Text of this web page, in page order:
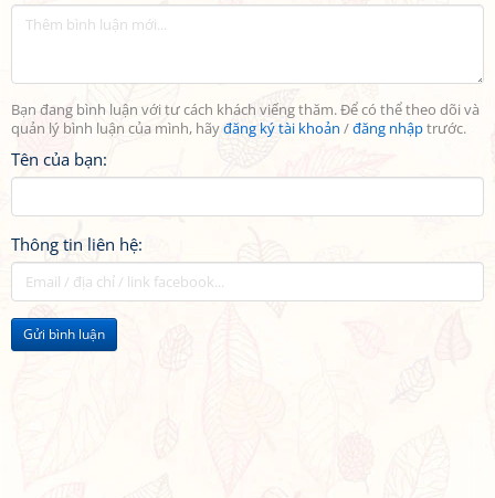
Bạn đang bình luận với tư cách khách viếng thăm. Để có thể theo dõi và
quản lý bình luận của mình, hãyđăng ký tài khoản /đăng nhậptrước.
Tên của bạn:
Thông tin liên hệ:
Gửi bình luận